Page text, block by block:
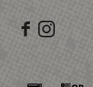
 